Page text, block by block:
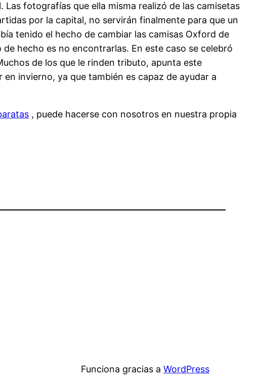
fotografías que ella misma realizó de las camisetas
por la capital, no servirán finalmente para que un
tenido el hecho de cambiar las camisas Oxford de
hecho es no encontrarlas. En este caso se celebró
de los que le rinden tributo, apunta este
invierno, ya que también es capaz de ayudar a
, puede hacerse con nosotros en nuestra propia
Funciona gracias a WordPress